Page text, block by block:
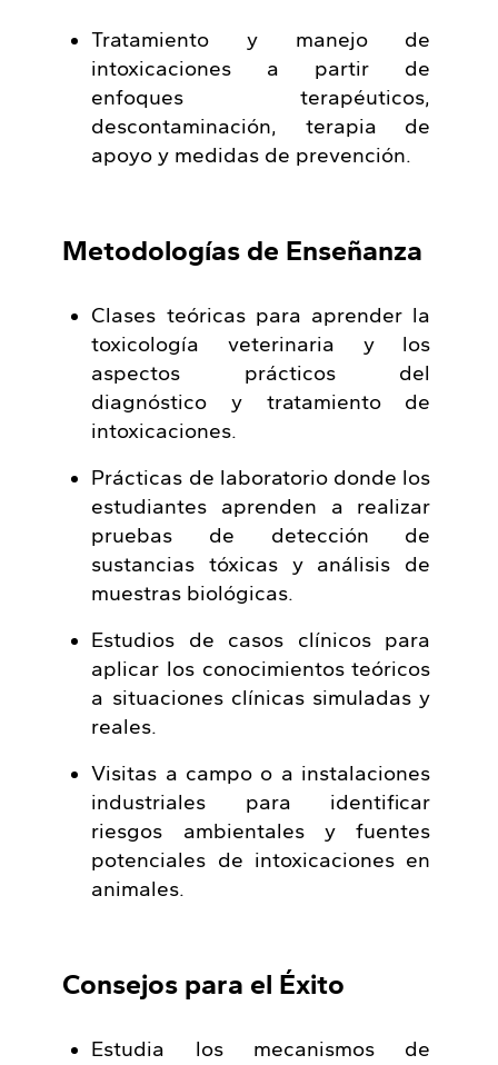
Tratamiento y manejo de
intoxicaciones a partir de
enfoques terapéuticos,
descontaminación, terapia de
apoyo y medidas de prevención.
Metodologías de Enseñanza
Clases teóricas para aprender la
toxicología veterinaria y los
aspectos prácticos del
diagnóstico y tratamiento de
intoxicaciones.
Prácticas de laboratorio donde los
estudiantes aprenden a realizar
pruebas de detección de
sustancias tóxicas y análisis de
muestras biológicas.
Estudios de casos clínicos para
aplicar los conocimientos teóricos
a situaciones clínicas simuladas y
reales.
Visitas a campo o a instalaciones
industriales para identificar
riesgos ambientales y fuentes
potenciales de intoxicaciones en
animales.
Consejos para el Éxito
Estudia los mecanismos de